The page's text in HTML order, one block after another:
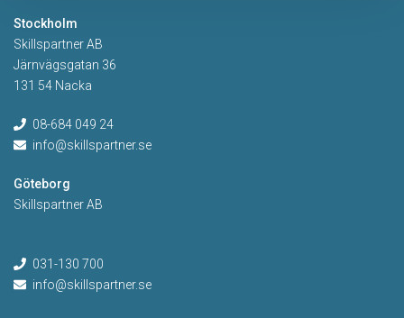
Stockholm
Skillspartner AB
Järnvägsgatan 36
131 54 Nacka
08-684 049 24
info@skillspartner.se
Göteborg
Skillspartner AB
031-130 700
info@skillspartner.se